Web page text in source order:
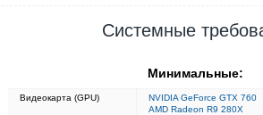
Системные
Минимальные:
Видеокарта (GPU)
NVIDIA GeForce GTX 760
AMD Radeon R9 280X